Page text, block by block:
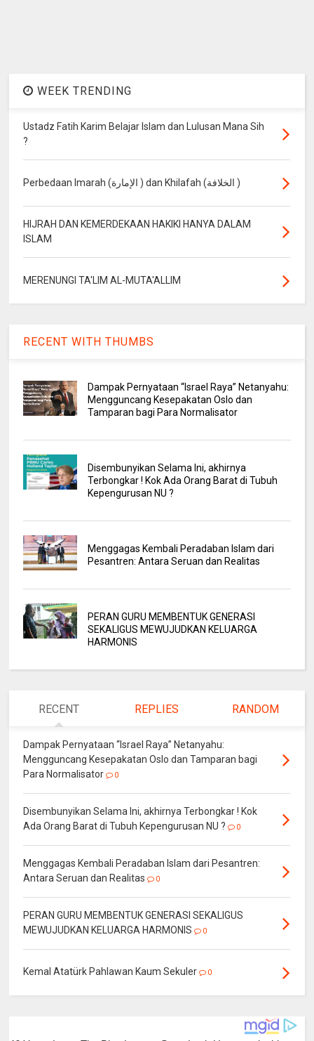
WEEK TRENDING
Ustadz Fatih Karim Belajar Islam dan Lulusan Mana Sih
?
Perbedaan Imarah (الإمارة ) dan Khilafah (الخلافة )
HIJRAH DAN KEMERDEKAAN HAKIKI HANYA DALAM
ISLAM
MERENUNGI TA'LIM AL-MUTA'ALLIM
RECENT WITH THUMBS
Dampak Pernyataan “Israel Raya” Netanyahu:
Mengguncang Kesepakatan Oslo dan
Tamparan bagi Para Normalisator
Disembunyikan Selama Ini, akhirnya
Terbongkar ! Kok Ada Orang Barat di Tubuh
Kepengurusan NU ?
Menggagas Kembali Peradaban Islam dari
Pesantren: Antara Seruan dan Realitas
PERAN GURU MEMBENTUK GENERASI
SEKALIGUS MEWUJUDKAN KELUARGA
HARMONIS
RECENT REPLIES RANDOM
Dampak Pernyataan “Israel Raya” Netanyahu:
Mengguncang Kesepakatan Oslo dan Tamparan bagi
Para Normalisator
0
Disembunyikan Selama Ini, akhirnya Terbongkar ! Kok
Ada Orang Barat di Tubuh Kepengurusan NU ?
0
Menggagas Kembali Peradaban Islam dari Pesantren:
Antara Seruan dan Realitas
0
PERAN GURU MEMBENTUK GENERASI SEKALIGUS
MEWUJUDKAN KELUARGA HARMONIS
0
Kemal Atatürk Pahlawan Kaum Sekuler 0